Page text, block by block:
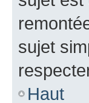
sujet
Haut